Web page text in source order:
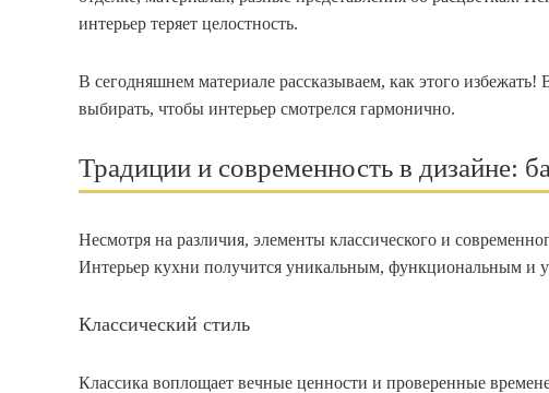
интерьер теряет целостность.
В сегодняшнем материале рассказываем, как этого
выбирать, чтобы интерьер смотрелся гармонично.
Традиции и современность в дизайне:
Несмотря на различия, элементы классического и
Интерьер кухни получится уникальным, функциональным и
Классический стиль
Классика воплощает вечные ценности и проверенные